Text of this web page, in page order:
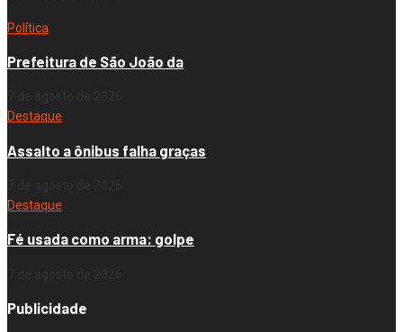
Política
Prefeitura de São João da
Destaque
Assalto a ônibus falha graças
Destaque
Fé usada como arma: golpe
Publicidade